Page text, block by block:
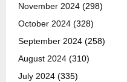
November 2024 (298)
October 2024 (328)
September 2024 (258)
August 2024 (310)
July 2024 (335)